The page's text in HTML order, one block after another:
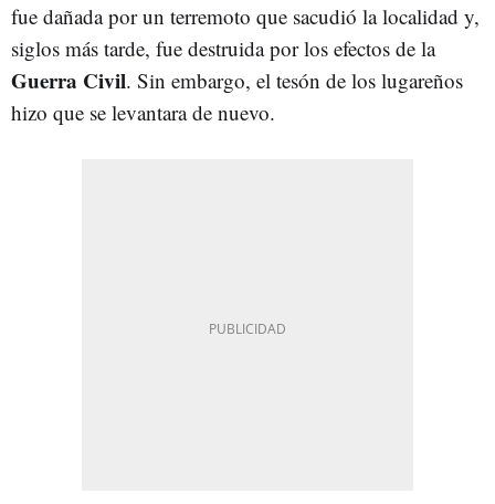
fue dañada por un terremoto que sacudió la localidad y,
siglos más tarde, fue destruida por los efectos de la
Guerra Civil. Sin embargo, el tesón de los lugareños
hizo que se levantara de nuevo.